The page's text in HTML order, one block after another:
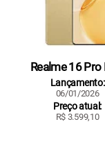
Realme 16 Pro
Lançamento:
06/01/2026
Preço atual:
R$ 3.599,10